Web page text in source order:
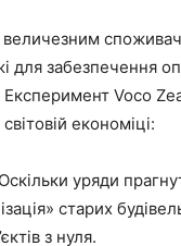
величезним
для забезпечення
Експеримент Voco
економіці:
Оскільки уряди
старих
з нуля.